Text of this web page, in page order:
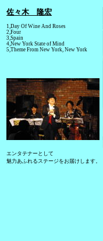
佐々木 隆宏
1,Day Of Wine And Roses
2,Four
3,Spain
4,New York State of Mind
5,Theme From New York, New York
エンタテナーとして
魅力あふれるステージをお届けします。